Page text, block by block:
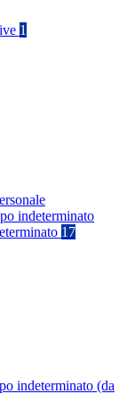
1
indeterminato
17
indeterminato (da